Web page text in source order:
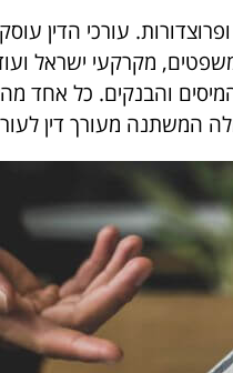
עורכי הדין
מקרקעי ישראל
והבנקים. כל אחד
המשתנה מעורך דין